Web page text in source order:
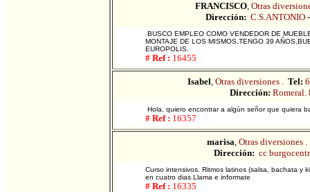
FRANCISCO, Otras
Dirección: C.S.ANTONIO
BUSCO EMPLEO COMO VENDEDOR DE
MONTAJE DE LOS MISMOS,TENGO 39
EUROPOLIS.
# Ref : 16455
Isabel, Otras diversiones . Tel:
Dirección: Romeral.
Hola, quiero encontrar a algún señor que quiera
# Ref : 16357
marisa, Otras diversiones .
Dirección: cc
Curso intensivos. Ritmos latinos (salsa, bachata y
en cuatro dias.Llama e informate
# Ref : 16335